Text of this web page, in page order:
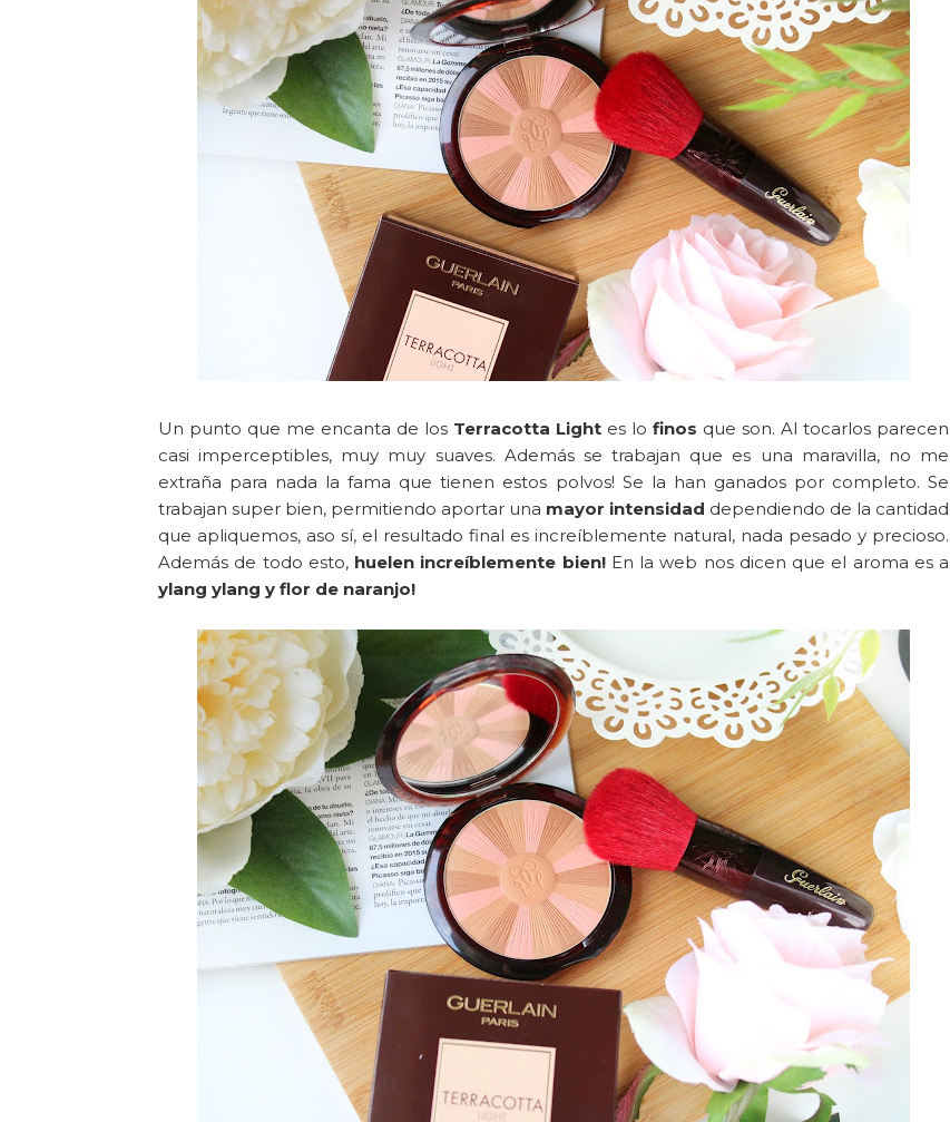
Un punto que me encanta de los Terracotta Light es lo finos que son. Al tocarlos parecen
casi imperceptibles, muy muy suaves. Además se trabajan que es una maravilla, no me
extraña para nada la fama que tienen estos polvos! Se la han ganados por completo. Se
trabajan super bien, permitiendo aportar una mayor intensidad dependiendo de la cantidad
que apliquemos, aso sí, el resultado final es increíblemente natural, nada pesado y precioso.
Además de todo esto,huelen increíblemente bien!En la web nos dicen que el aroma es a
ylang ylang y flor de naranjo!